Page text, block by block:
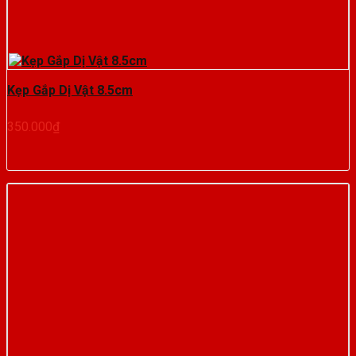
Kẹp Gắp Dị Vật 8.5cm
350.000₫